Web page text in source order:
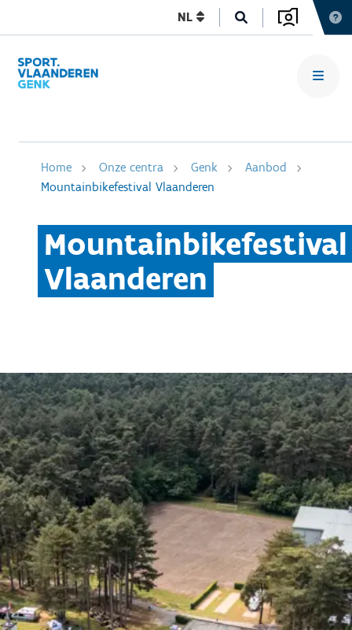
NL
Home Onze centra Genk
Aanbod
Mountainbikefestival Vlaanderen
Mountainbikefestival
Vlaanderen